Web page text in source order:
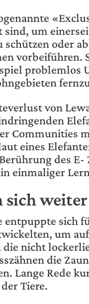
sind, um
schützen oder
vorbeiführen.
problemlos
von
Communities
eines
des
einmaliger
sich weiter
sich
um
die nicht
die
Lange Rede
Tiere.